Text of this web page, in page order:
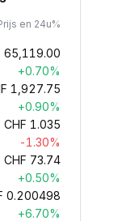
en 24u%
65,119.00
+0.70%
1,927.75
+0.90%
CHF 1.035
-1.30%
CHF 73.74
+0.50%
0.200498
+6.70%